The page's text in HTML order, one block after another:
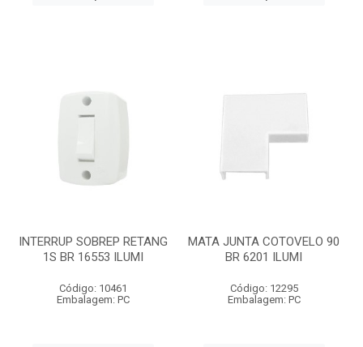
INTERRUP SOBREP RETANG
1S BR 16553 ILUMI
Código: 10461
Embalagem: PC
MATA JUNTA COTOVELO 90
BR 6201 ILUMI
Código: 12295
Embalagem: PC